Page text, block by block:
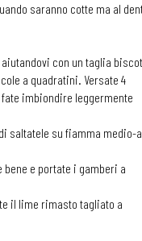
saranno cotte ma al
con un taglia
a quadratini. Versate 4
fate imbiondire leggermente
saltatele su fiamma medio-
e portate i gamberi a
il lime rimasto tagliato a